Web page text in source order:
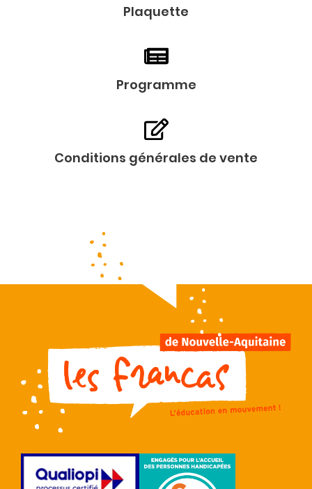
Plaquette
Programme
Conditions générales de vente